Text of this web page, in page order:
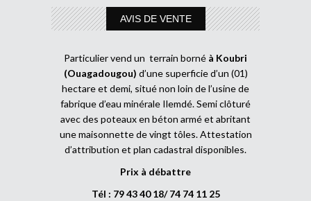
AVIS DE VENTE
Particulier vend un terrain borné à Koubri
(Ouagadougou) d’une superficie d’un (01)
hectare et demi, situé non loin de l’usine de
fabrique d’eau minérale Ilemdé. Semi clôturé
avec des poteaux en béton armé et abritant
une maisonnette de vingt tôles. Attestation
d’attribution et plan cadastral disponibles.
Prix à débattre
Tél : 79 43 40 18/ 74 74 11 25